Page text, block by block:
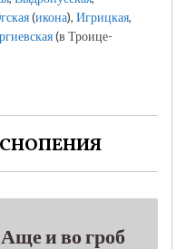
(икона), Игрицкая,
(в Троице-
Аще и во гроб